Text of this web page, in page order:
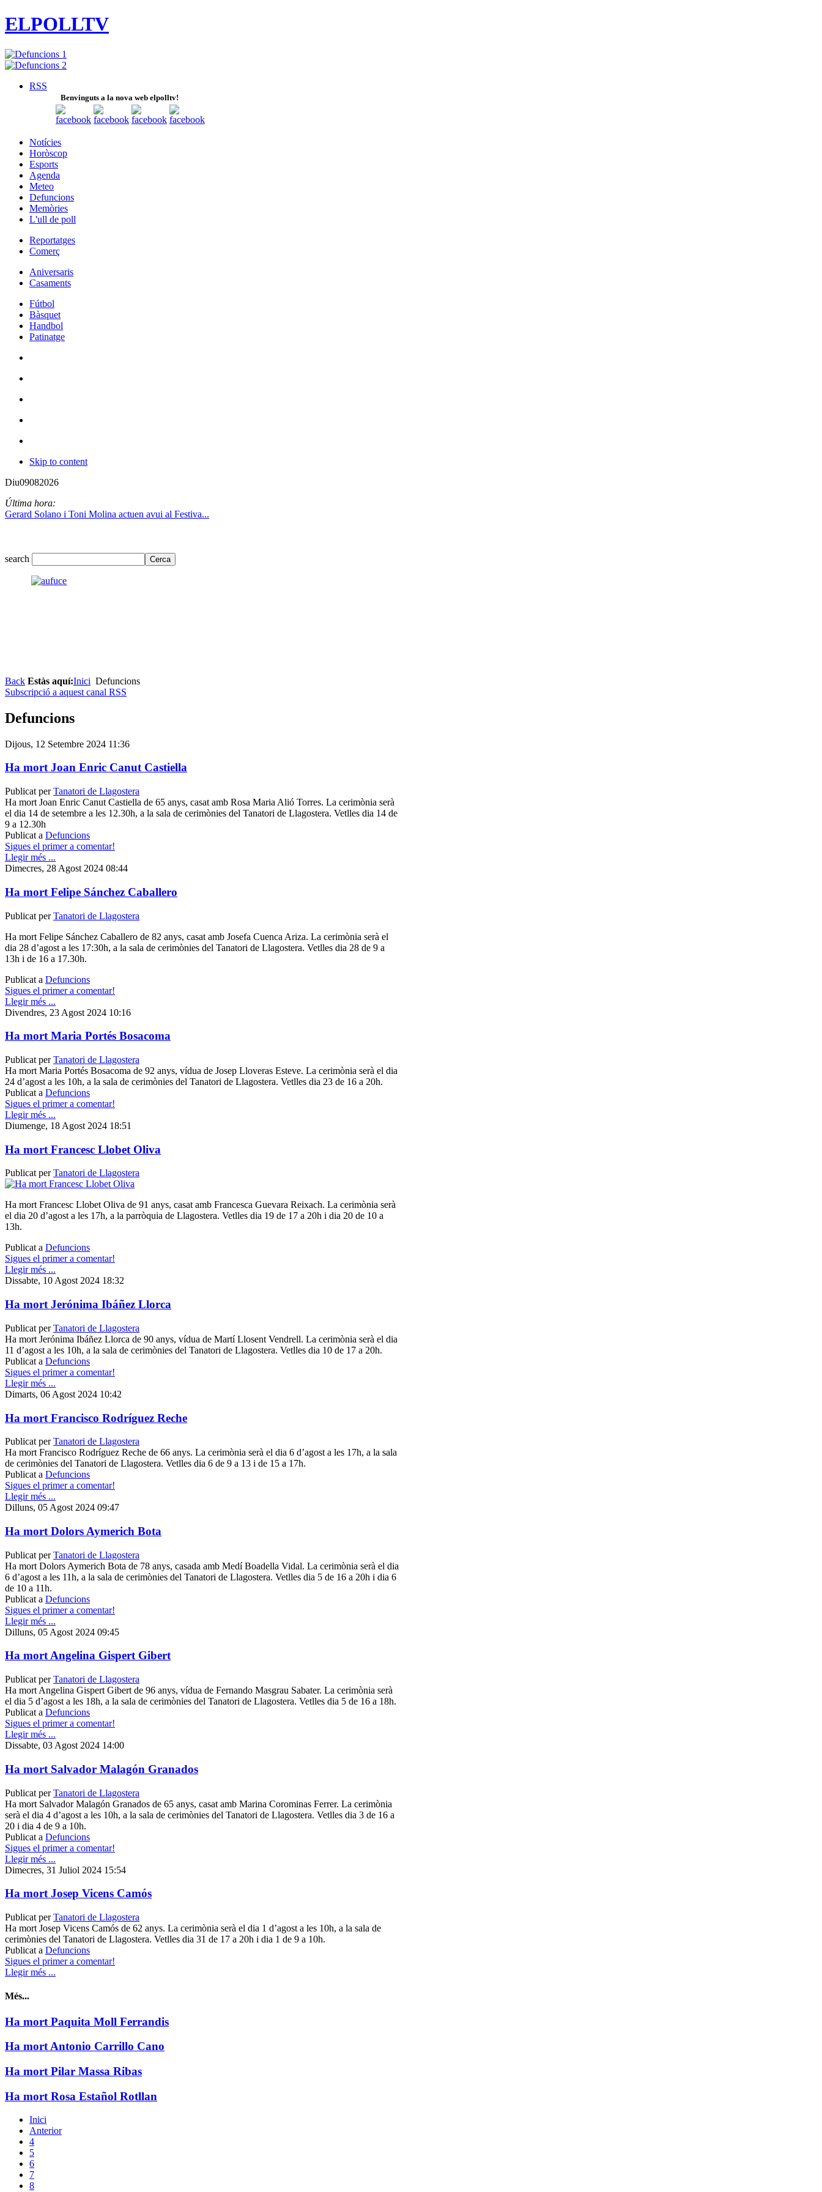
ELPOLLTV
RSS
Benvinguts a la nova web elpolltv!
Notícies
Horòscop
Esports
Agenda
Meteo
Defuncions
Memòries
L'ull de poll
Reportatges
Comerç
Aniversaris
Casaments
Fútbol
Bàsquet
Handbol
Patinatge
Skip to content
Diu09082026
Última hora:
Gerard Solano i Toni Molina actuen avui al Festiva...
search
Back Estàs aquí:Inici Defuncions
Subscripció a aquest canal RSS
Defuncions
Dijous, 12 Setembre 2024 11:36
Ha mort Joan Enric Canut Castiella
Publicat perTanatori de Llagostera
Ha mort Joan Enric Canut Castiella de 65 anys, casat amb Rosa Maria Alió Torres. La cerimònia serà
el dia 14 de setembre a les 12.30h, a la sala de cerimònies del Tanatori de Llagostera. Vetlles dia 14 de
9 a 12.30h
Publicat a Defuncions
Sigues el primer a comentar!
Llegir més ...
Dimecres, 28 Agost 2024 08:44
Ha mort Felipe Sánchez Caballero
Publicat perTanatori de Llagostera
Ha mort Felipe Sánchez Caballero de 82 anys, casat amb Josefa Cuenca Ariza. La cerimònia serà el
dia 28 d’agost a les 17:30h, a la sala de cerimònies del Tanatori de Llagostera. Vetlles dia 28 de 9 a
13h i de 16 a 17.30h.
Publicat a Defuncions
Sigues el primer a comentar!
Llegir més ...
Divendres, 23 Agost 2024 10:16
Ha mort Maria Portés Bosacoma
Publicat perTanatori de Llagostera
Ha mort Maria Portés Bosacoma de 92 anys, vídua de Josep Lloveras Esteve. La cerimònia serà el dia
24 d’agost a les 10h, a la sala de cerimònies del Tanatori de Llagostera. Vetlles dia 23 de 16 a 20h.
Publicat a Defuncions
Sigues el primer a comentar!
Llegir més ...
Diumenge, 18 Agost 2024 18:51
Ha mort Francesc Llobet Oliva
Publicat perTanatori de Llagostera
Ha mort Francesc Llobet Oliva de 91 anys, casat amb Francesca Guevara Reixach. La cerimònia serà
el dia 20 d’agost a les 17h, a la parròquia de Llagostera. Vetlles dia 19 de 17 a 20h i dia 20 de 10 a
13h.
Publicat a Defuncions
Sigues el primer a comentar!
Llegir més ...
Dissabte, 10 Agost 2024 18:32
Ha mort Jerónima Ibáñez Llorca
Publicat perTanatori de Llagostera
Ha mort Jerónima Ibáñez Llorca de 90 anys, vídua de Martí Llosent Vendrell. La cerimònia serà el dia
11 d’agost a les 10h, a la sala de cerimònies del Tanatori de Llagostera. Vetlles dia 10 de 17 a 20h.
Publicat a Defuncions
Sigues el primer a comentar!
Llegir més ...
Dimarts, 06 Agost 2024 10:42
Ha mort Francisco Rodríguez Reche
Publicat perTanatori de Llagostera
Ha mort Francisco Rodríguez Reche de 66 anys. La cerimònia serà el dia 6 d’agost a les 17h, a la sala
de cerimònies del Tanatori de Llagostera. Vetlles dia 6 de 9 a 13 i de 15 a 17h.
Publicat a Defuncions
Sigues el primer a comentar!
Llegir més ...
Dilluns, 05 Agost 2024 09:47
Ha mort Dolors Aymerich Bota
Publicat perTanatori de Llagostera
Ha mort Dolors Aymerich Bota de 78 anys, casada amb Medí Boadella Vidal. La cerimònia serà el dia
6 d’agost a les 11h, a la sala de cerimònies del Tanatori de Llagostera. Vetlles dia 5 de 16 a 20h i dia 6
de 10 a 11h.
Publicat a Defuncions
Sigues el primer a comentar!
Llegir més ...
Dilluns, 05 Agost 2024 09:45
Ha mort Angelina Gispert Gibert
Publicat perTanatori de Llagostera
Ha mort Angelina Gispert Gibert de 96 anys, vídua de Fernando Masgrau Sabater. La cerimònia serà
el dia 5 d’agost a les 18h, a la sala de cerimònies del Tanatori de Llagostera. Vetlles dia 5 de 16 a 18h.
Publicat a Defuncions
Sigues el primer a comentar!
Llegir més ...
Dissabte, 03 Agost 2024 14:00
Ha mort Salvador Malagón Granados
Publicat perTanatori de Llagostera
Ha mort Salvador Malagón Granados de 65 anys, casat amb Marina Corominas Ferrer. La cerimònia
serà el dia 4 d’agost a les 10h, a la sala de cerimònies del Tanatori de Llagostera. Vetlles dia 3 de 16 a
20 i dia 4 de 9 a 10h.
Publicat a Defuncions
Sigues el primer a comentar!
Llegir més ...
Dimecres, 31 Juliol 2024 15:54
Ha mort Josep Vicens Camós
Publicat perTanatori de Llagostera
Ha mort Josep Vicens Camós de 62 anys. La cerimònia serà el dia 1 d’agost a les 10h, a la sala de
cerimònies del Tanatori de Llagostera. Vetlles dia 31 de 17 a 20h i dia 1 de 9 a 10h.
Publicat a Defuncions
Sigues el primer a comentar!
Llegir més ...
Més...
Ha mort Paquita Moll Ferrandis
Ha mort Antonio Carrillo Cano
Ha mort Pilar Massa Ribas
Ha mort Rosa Estañol Rotllan
Inici
Anterior
4
5
6
7
8